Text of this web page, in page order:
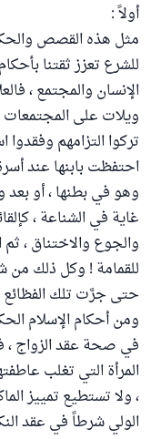
أولاً :
مثل هذه القصص
للشرع تعزز ثقتنا
الإنسان والمجتمع ،
ويلات على المجتمعات
تركوا التزامهم
احتفظت بابنها عند
وهو في بطنها ، أو
غاية في الشناعة ،
والجوع والاختناق ،
للقمامة ! وكل ذلك من
حتى جرَّت تلك الفظائع
ومن أحكام الإسلام
في صحة عقد الزواج ،
المرأة التي تغلب
، ولا تستطيع تمييز
الولي شرطاً في عقد